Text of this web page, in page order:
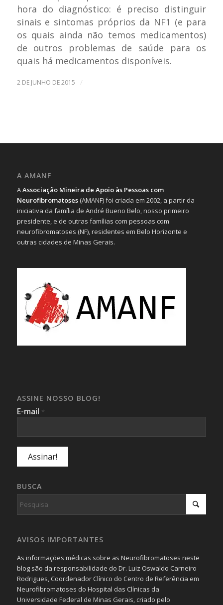
hora do diagnóstico: é preciso distinguir
sinais e sintomas próprios da NF1 (e para
os quais ainda não temos medicamentos)
de outros problemas de saúde para os
quais há medicamentos disponíveis.
2 DE JUNHO DE 2015 /
A AMANF
AAssociação Mineira de Apoio às Pessoas com
Neurofibromatoses(AMANF) foi criada em 2002, a partir da
iniciativa da família de André Bueno Belo, nosso primeiro
presidente, e de outras famílias com pessoas com
neurofibromatoses (NF), residentes em Belo Horizonte e
outras cidades de Minas Gerais.
ASSINE NOSSO BLOG!
E-mail *
BUSCA
AVISOS IMPORTANTES
As informações médicas sobre as Neurofibromatoses neste
blog são da responsabilidade do Dr. Luiz Oswaldo Carneiro
Rodrigues, Coordenador Clínico do Centro de Referência em
Neurofibromatoses do Hospital das Clínicas da
Universidade Federal de Minas Gerais, criado pelo